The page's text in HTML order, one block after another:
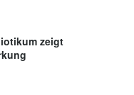
zeigt